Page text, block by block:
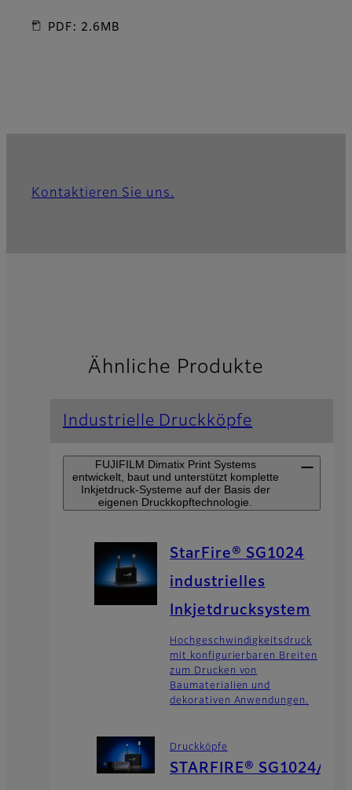
PDF: 2.6MB
Kontaktieren Sie uns.
Ähnliche Produkte
Industrielle Druckköpfe
FUJIFILM Dimatix Print Systems
entwickelt, baut und unterstützt komplette
Inkjetdruck-Systeme auf der Basis der
eigenen Druckkopftechnologie.
StarFire® SG1024
industrielles
Inkjetdrucksystem
Hochgeschwindigkeitsdruck
mit konfigurierbaren Breiten
zum Drucken von
Baumaterialien und
dekorativen Anwendungen.
Druckköpfe
STARFIRE® SG1024/